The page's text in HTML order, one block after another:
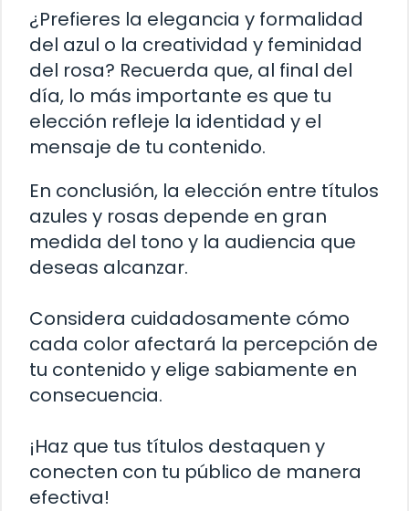
¿Prefieres la elegancia y formalidad
del azul o la creatividad y feminidad
del rosa? Recuerda que, al final del
día, lo más importante es que tu
elección refleje la identidad y el
mensaje de tu contenido.
En conclusión, la elección entre títulos
azules y rosas depende en gran
medida del tono y la audiencia que
deseas alcanzar.
Considera cuidadosamente cómo
cada color afectará la percepción de
tu contenido y elige sabiamente en
consecuencia.
¡Haz que tus títulos destaquen y
conecten con tu público de manera
efectiva!